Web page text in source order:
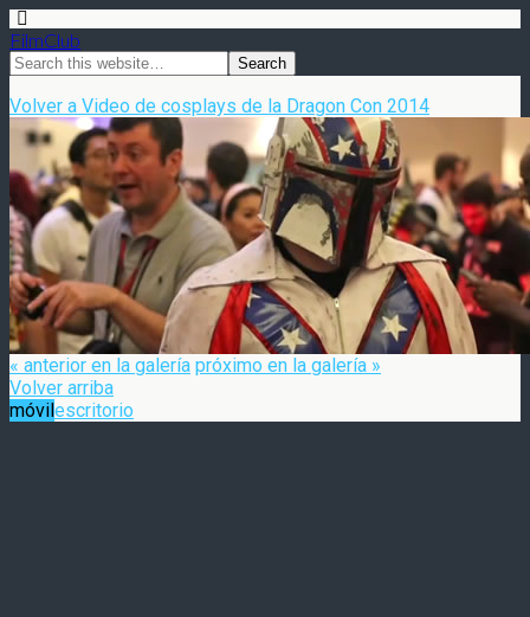
FilmClub
Volver a Video de cosplays de la Dragon Con 2014
« anterior en la galería próximo en la galería »
Volver arriba
móvilescritorio